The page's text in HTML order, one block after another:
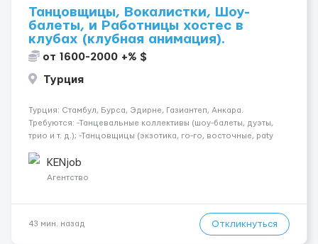
Танцовщицы, Вокалистки, Шоу-
балеты, и Работницы хостес в
клубах (клубная анимация).
от 1600-2000 +% $
Турция
Турция: Стамбул, Бурса, Эдирне, Газиантеп, Анкара.
Требуются: -Танцевальные коллективы (шоу-балеты, дуэты,
трио и т. д.); -Танцовщицы (экзотика, го-го, восточные, paty
языках); -Гимнастки; -Работницы хостесc в кл...
KENjob
Агентство
43 мин. назад Откликнуться